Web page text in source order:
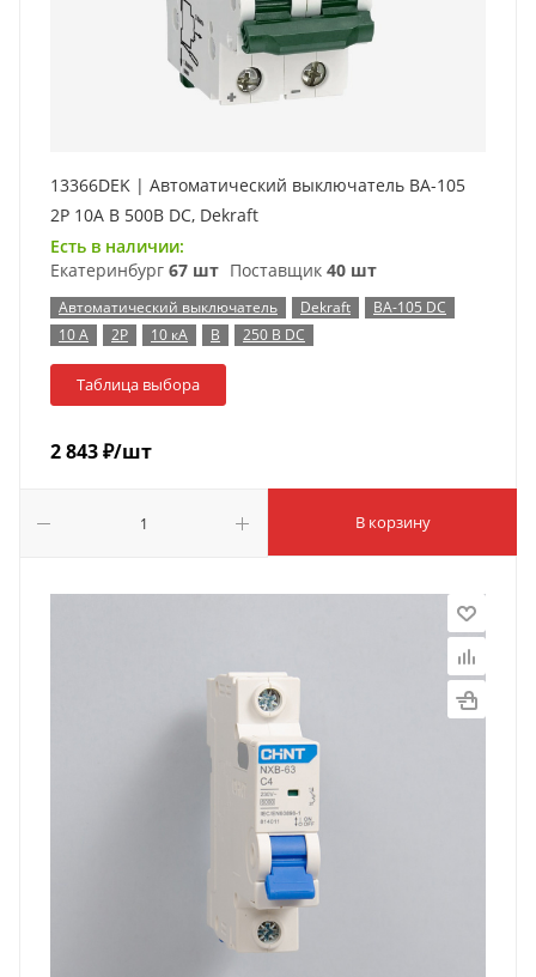
13366DEK | Автоматический выключатель ВА-105
2P 10А B 500В DC, Dekraft
Есть в наличии:
Екатеринбург 67 шт Поставщик 40 шт
Автоматический выключатель Dekraft
ВА-105 DC
10 А
2P 10 кА B 250 В DC
Таблица выбора
2 843₽/шт
В корзину